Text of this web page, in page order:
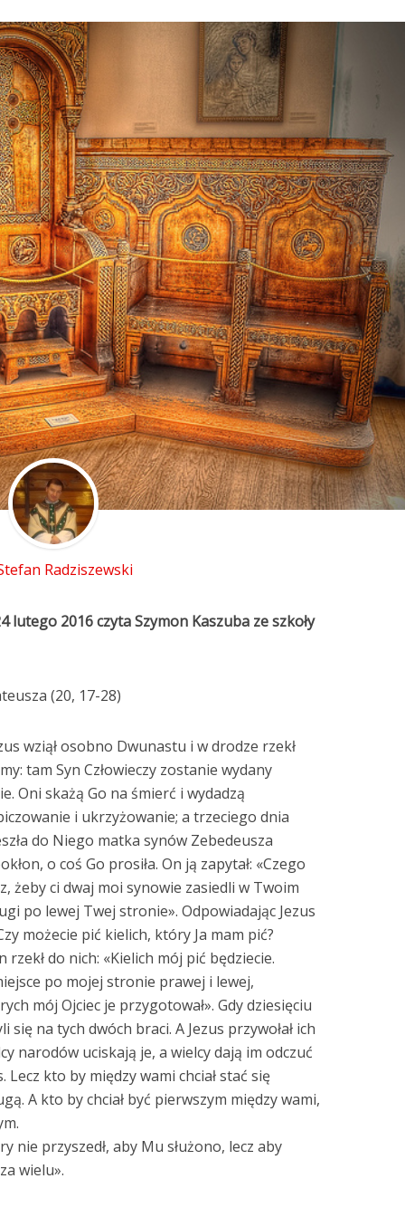
Radziszewski
lutego 2016 czytaSzymon Kaszuba ze szkoły
(20, 17-28)
wziął osobno Dwunastu i w drodze rzekł
tam Syn Człowieczy zostanie wydany
Oni skażą Go na śmierć i wydadzą
i ukrzyżowanie; a trzeciego dnia
do Niego matka synów Zebedeusza
o coś Go prosiła. On ją zapytał: «Czego
żeby ci dwaj moi synowie zasiedli w Twoim
po lewej Twej stronie». Odpowiadając Jezus
możecie pić kielich, który Ja mam pić?
do nich: «Kielich mój pić będziecie.
po mojej stronie prawej i lewej,
mój Ojciec je przygotował». Gdy dziesięciu
się na tych dwóch braci. A Jezus przywołał ich
narodów uciskają je, a wielcy dają im odczuć
Lecz kto by między wami chciał stać się
A kto by chciał być pierwszym między wami,
nie przyszedł, aby Mu służono, lecz aby
wielu».